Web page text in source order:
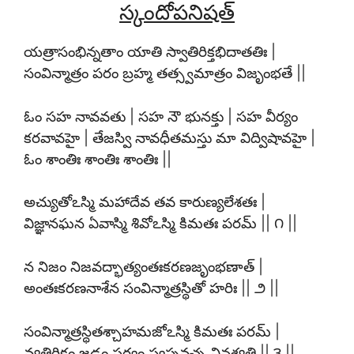
స్కందోపనిషత్
యత్రాసంభిన్నతాం యాతి స్వాతిరిక్తభిదాతతిః |
సంవిన్మాత్రం పరం బ్రహ్మ తత్స్వమాత్రం విజృంభతే ||
ఓం సహ నావవతు | సహ నౌ భునక్తు | సహ వీర్యం
కరవావహై | తేజస్వి నావధీతమస్తు మా విద్విషావహై |
ఓం శాంతిః శాంతిః శాంతిః ||
అచ్యుతోఽస్మి మహాదేవ తవ కారుణ్యలేశతః |
విజ్ఞానఘన ఏవాస్మి శివోఽస్మి కిమతః పరమ్ || ౧ ||
న నిజం నిజవద్భాత్యంతఃకరణజృంభణాత్ |
అంతఃకరణనాశేన సంవిన్మాత్రస్థితో హరిః || ౨ ||
సంవిన్మాత్రస్థితశ్చాహమజోఽస్మి కిమతః పరమ్ |